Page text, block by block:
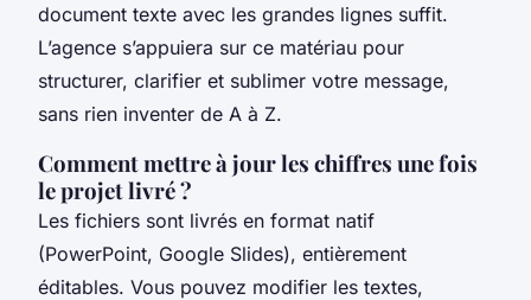
document texte avec les grandes lignes suffit.
L’agence s’appuiera sur ce matériau pour
structurer, clarifier et sublimer votre message,
sans rien inventer de A à Z.
Comment mettre à jour les chiffres une fois
le projet livré ?
Les fichiers sont livrés en format natif
(PowerPoint, Google Slides), entièrement
éditables. Vous pouvez modifier les textes,